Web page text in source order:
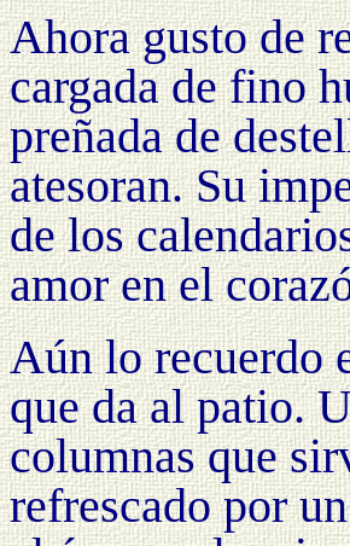
Ahora gusto de
cargada de fino
preñada de
atesoran. Su
de los
amor en el
Aún lo recuerdo
que da al patio.
columnas que
refrescado por